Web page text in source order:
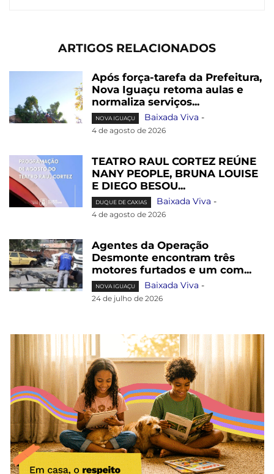
ARTIGOS RELACIONADOS
Após força-tarefa da Prefeitura,
Nova Iguaçu retoma aulas e
normaliza serviços...
NOVA IGUAÇU Baixada Viva -
4 de agosto de 2026
TEATRO RAUL CORTEZ REÚNE
NANY PEOPLE, BRUNA LOUISE
E DIEGO BESOU...
DUQUE DE CAXIAS Baixada Viva -
4 de agosto de 2026
Agentes da Operação
Desmonte encontram três
motores furtados e um com...
NOVA IGUAÇU Baixada Viva -
24 de julho de 2026